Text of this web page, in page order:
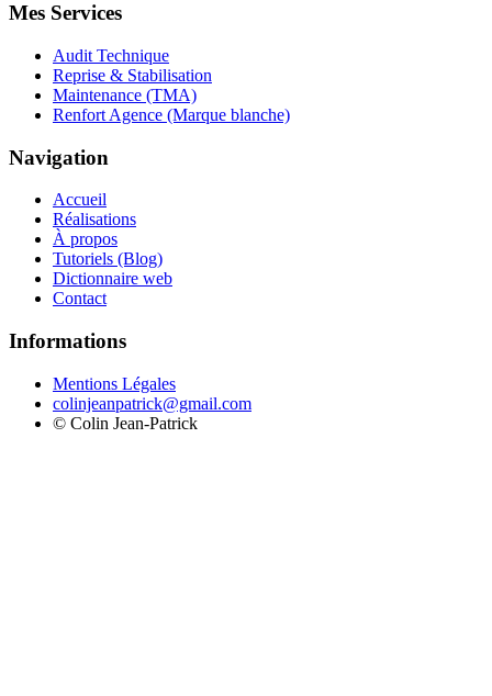
Mes Services
Audit Technique
Reprise & Stabilisation
Maintenance (TMA)
Renfort Agence (Marque blanche)
Navigation
Accueil
Réalisations
À propos
Tutoriels (Blog)
Dictionnaire web
Contact
Informations
Mentions Légales
colinjeanpatrick@gmail.com
© Colin Jean-Patrick